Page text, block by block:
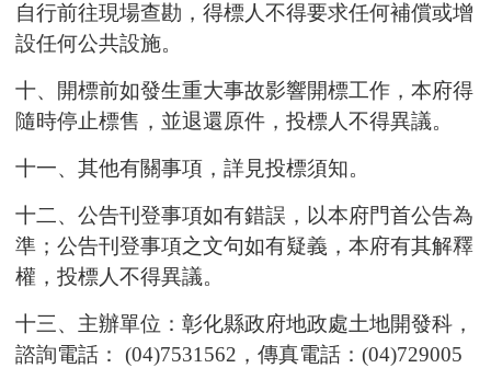
自行前往現場查勘，得標人不得要求任何補償或增
設任何公共設施。
十、開標前如發生重大事故影響開標工作，本府得
隨時停止標售，並退還原件，投標人不得異議。
十一、其他有關事項，詳見投標須知。
十二、公告刊登事項如有錯誤，以本府門首公告為
準；公告刊登事項之文句如有疑義，本府有其解釋
權，投標人不得異議。
十三、主辦單位：彰化縣政府地政處土地開發科，
諮詢電話： (04)7531562，傳真電話：(04)729005